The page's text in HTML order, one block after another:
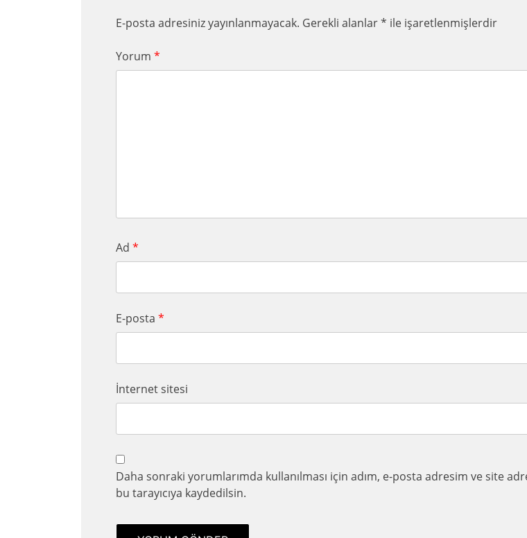
E-posta adresiniz yayınlanmayacak. Gerekli alanlar* ile işaretlenmişlerdir
Yorum *
Ad *
E-posta *
İnternet sitesi
Daha sonraki yorumlarımda kullanılması için adım, e-posta adresim ve site
bu tarayıcıya kaydedilsin.